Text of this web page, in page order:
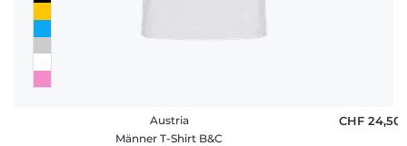
Austria
Männer T-Shirt B&C
CHF 24,50